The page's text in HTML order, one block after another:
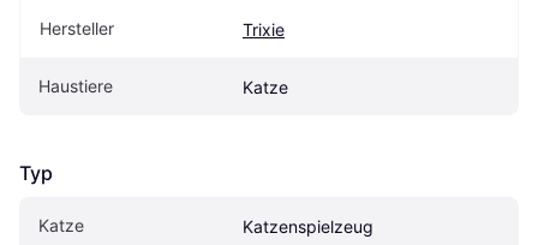
Hersteller Trixie
Haustiere Katze
Typ
Katze Katzenspielzeug